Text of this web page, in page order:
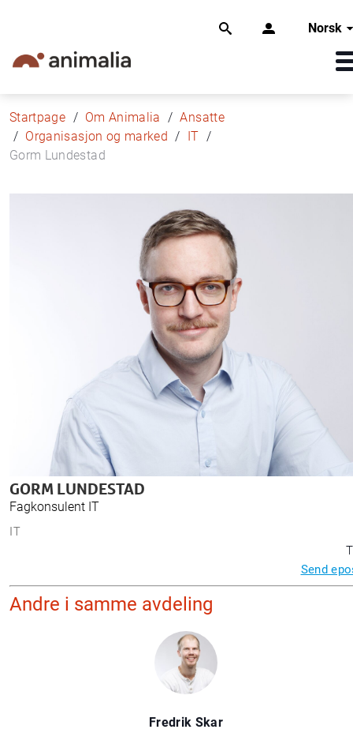
Norsk
Startpage Om Animalia
Ansatte
Organisasjon og marked
IT
Gorm Lundestad
GORM LUNDESTAD
Fagkonsulent IT
IT
Send
Andre i samme avdeling
Fredrik Skar